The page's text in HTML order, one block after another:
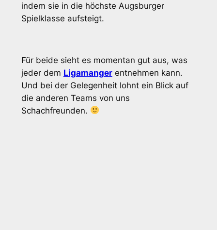
indem sie in die höchste Augsburger
Spielklasse aufsteigt.
Für beide sieht es momentan gut aus, was
jeder dem Ligamangerentnehmen kann.
Und bei der Gelegenheit lohnt ein Blick auf
die anderen Teams von uns
Schachfreunden.